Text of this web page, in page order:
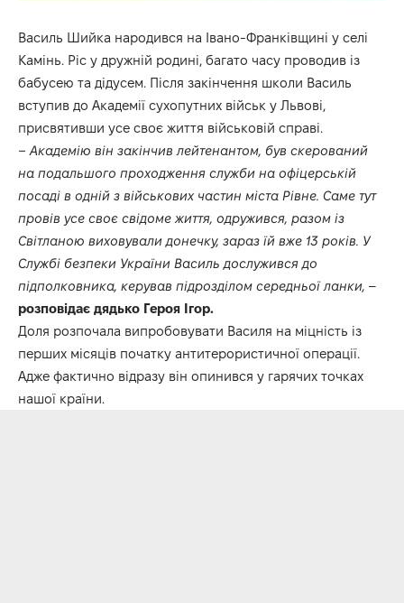
Василь Шийка народився на Івано-Франківщині у селі
Камінь. Ріс у дружній родині, багато часу проводив із
бабусею та дідусем. Після закінчення школи Василь
вступив до Академії сухопутних військ у Львові,
присвятивши усе своє життя військовій справі.
– Академію він закінчив лейтенантом, був скерований
на подальшого проходження служби на офіцерській
посаді в одній з військових частин міста Рівне. Саме тут
провів усе своє свідоме життя, одружився, разом із
Світланою виховували донечку, зараз їй вже 13 років. У
Службі безпеки України Василь дослужився до
підполковника, керував підрозділом середньої ланки, –
розповідає дядько Героя Ігор.
Доля розпочала випробовувати Василя на міцність із
перших місяців початку антитерористичної операції.
Адже фактично відразу він опинився у гарячих точках
нашої країни.